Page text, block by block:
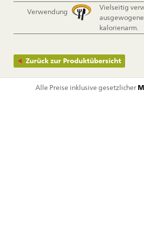
Verwendung
Vielseitig
kalorienarm.
Zurück zur Produktübersicht
Alle Preise inklusive gesetzlicher